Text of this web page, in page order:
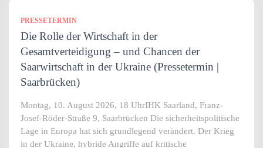
PRESSETERMIN
Die Rolle der Wirtschaft in der
Gesamtverteidigung – und Chancen der
Saarwirtschaft in der Ukraine (Pressetermin |
Saarbrücken)
Montag, 10. August 2026, 18 UhrIHK Saarland, Franz-
Josef-Röder-Straße 9, Saarbrücken Die sicherheitspolitische
Lage in Europa hat sich grundlegend verändert. Der Krieg
in der Ukraine, hybride Angriffe auf kritische